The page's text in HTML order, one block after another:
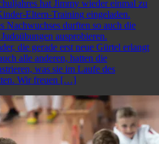
hat Jimmy wieder einmal zu
Eltern-Training eingeladen.
Nachwuchses durften so auch die
ausprobieren.
die gerade erst neue Gürtel erlangt
alle anderen, hatten die
was sie im Laufe des
Wir freuen […]